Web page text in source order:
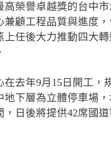
高榮譽卓越獎的台中
顧工程品質與進度
上任後大力推動四大
去年9月15日開工
下層為立體停車場
日後將提供42席國